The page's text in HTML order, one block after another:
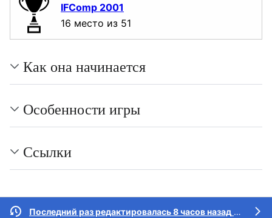
IFComp 2001
16 место из 51
Как она начинается
Особенности игры
Ссылки
Последний раз редактировалась 8 часов назад